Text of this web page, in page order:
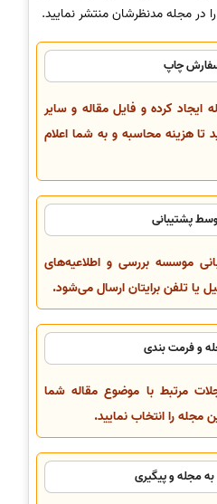
در مجله مدنظرشان منتشر نمایید.
چاپ
ایجاد کرده و فایل مقاله و سایر
تا هزینه محاسبه و به شما اعلام
پشتیبانی
موسسه بررسی و اطلاعیه‌های
یا تلفن برایتان ارسال می‌شود.
و فرمت بندی
مرتبط با موضوع مقاله شما
مجله را انتخاب نمایید.
به مجله و پیگیری